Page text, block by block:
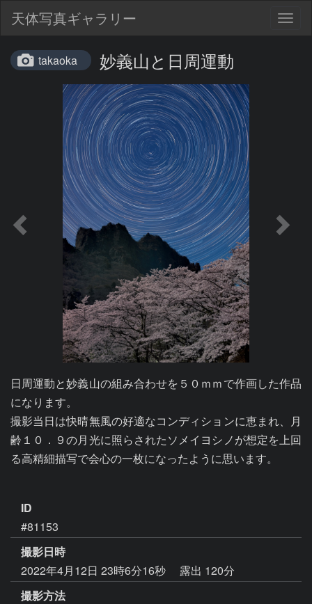
天体写真ギャラリー
takaoka 妙義山と日周運動
日周運動と妙義山の組み合わせを５０ｍｍで作画した作品
になります。
撮影当日は快晴無風の好適なコンディションに恵まれ、月
齢１０．９の月光に照らされたソメイヨシノが想定を上回
る高精細描写で会心の一枚になったように思います。
ID
#81153
撮影日時
2022年4月12日 23時6分16秒
露出 120分
撮影方法